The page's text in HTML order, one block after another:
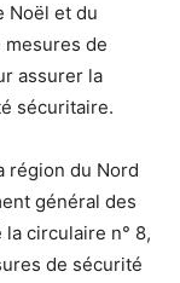
Noël et du
mesures de
assurer la
sécuritaire.
région du Nord
général des
circulaire n° 8,
de sécurité